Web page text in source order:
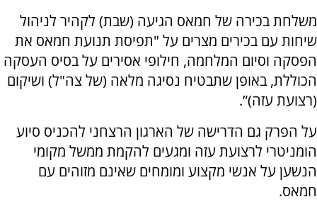
משלחת בכירה של חמאס הגיעה (שבת) לקהיר לניהול
שיחות עם בכירים מצרים על "תפיסת תנועת חמאס את
הפסקה וסיום המלחמה, חילופי אסירים על בסיס העסקה
הכוללת, באופן שתבטיח נסיגה מלאה (של צה"ל) ושיקום
(רצועת עזה)”.
על הפרק גם הדרישה של הארגון הרצחני להכניס סיוע
הומניטרי לרצועת עזה ומגעים להקמת ממשל מקומי
הנשען על אנשי מקצוע ומומחים שאינם מזוהים עם
חמאס.